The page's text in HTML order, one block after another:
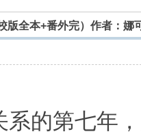
版全本+番外完）作者：娜
第七年，